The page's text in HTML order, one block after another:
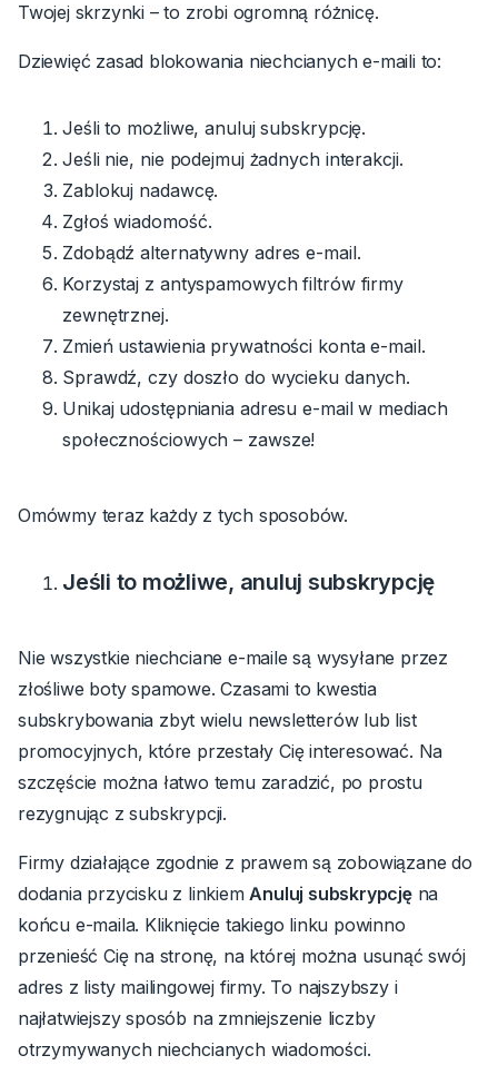
Twojej skrzynki – to zrobi ogromną różnicę.
Dziewięć zasad blokowania niechcianych e-maili to:
Jeśli to możliwe, anuluj subskrypcję.
Jeśli nie, nie podejmuj żadnych interakcji.
Zablokuj nadawcę.
Zgłoś wiadomość.
Zdobądź alternatywny adres e-mail.
Korzystaj z antyspamowych filtrów firmy
zewnętrznej.
Zmień ustawienia prywatności konta e-mail.
Sprawdź, czy doszło do wycieku danych.
Unikaj udostępniania adresu e-mail w mediach
społecznościowych– zawsze!
Omówmy teraz każdy z tych sposobów.
Jeśli to możliwe, anuluj subskrypcję
Nie wszystkie niechciane e-maile są wysyłane przez
złośliwe boty spamowe. Czasami to kwestia
subskrybowania zbyt wielu newsletterów lub list
promocyjnych, które przestały Cię interesować. Na
szczęście można łatwo temu zaradzić, po prostu
rezygnując z subskrypcji.
Firmy działające zgodnie z prawem są zobowiązane do
dodania przycisku z linkiemAnuluj subskrypcjęna
końcu e-maila. Kliknięcie takiego linku powinno
przenieść Cię na stronę, na której można usunąć swój
adres z listy mailingowej firmy. To najszybszy i
najłatwiejszy sposób na zmniejszenie liczby
otrzymywanych niechcianych wiadomości.